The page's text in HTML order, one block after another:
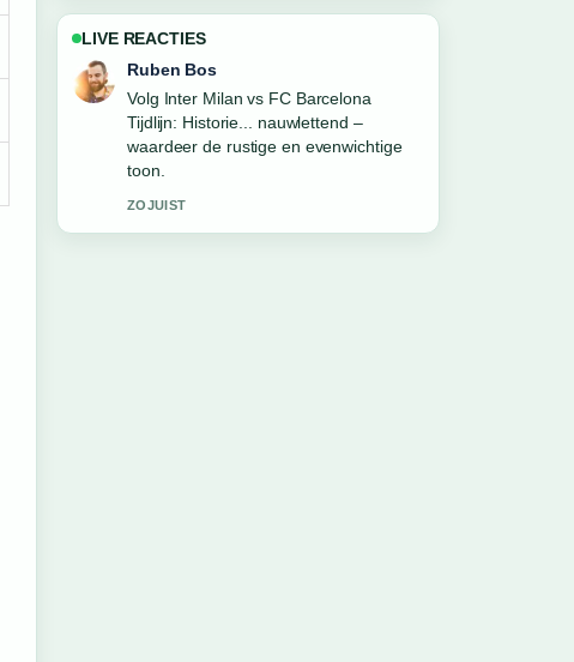
LIVE REACTIES
Sanne Bakker
Nuttige context bij Sem Steijn naar
Feyenoord: transfer, kosten en.... Houd
deze live-updates alsjeblieft gaande.
3 MIN GELEDEN